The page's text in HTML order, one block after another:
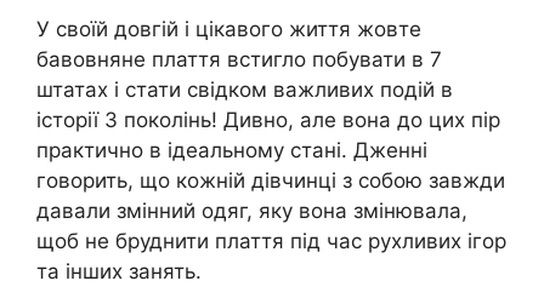
У своїй довгій і цікавого життя жовте
бавовняне плаття встигло побувати в 7
штатах і стати свідком важливих подій в
історії 3 поколінь! Дивно, але вона до цих пір
практично в ідеальному стані. Дженні
говорить, що кожній дівчинці з собою завжди
давали змінний одяг, яку вона змінювала,
щоб не бруднити плаття під час рухливих ігор
та інших занять.